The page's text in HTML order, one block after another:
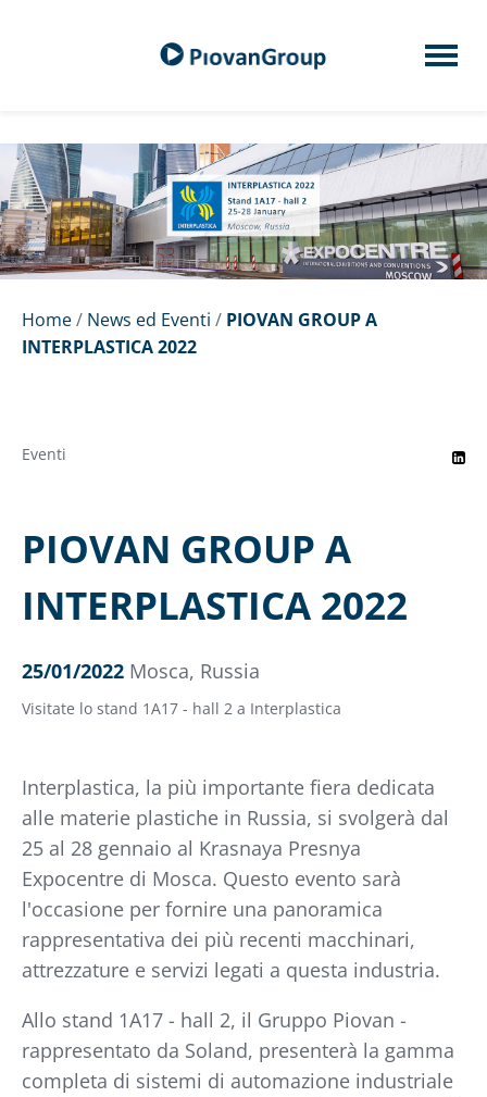
Home/ News ed Eventi / PIOVAN GROUP A
INTERPLASTICA 2022
Eventi
PIOVAN GROUP A
INTERPLASTICA 2022
25/01/2022 Mosca, Russia
Visitate lo stand 1A17 - hall 2 a Interplastica
Interplastica, la più importante fiera dedicata
alle materie plastiche in Russia, si svolgerà dal
25 al 28 gennaio al Krasnaya Presnya
Expocentre di Mosca. Questo evento sarà
l'occasione per fornire una panoramica
rappresentativa dei più recenti macchinari,
attrezzature e servizi legati a questa industria.
Allo stand 1A17 - hall 2, il Gruppo Piovan -
rappresentato da Soland, presenterà la gamma
completa di sistemi di automazione industriale